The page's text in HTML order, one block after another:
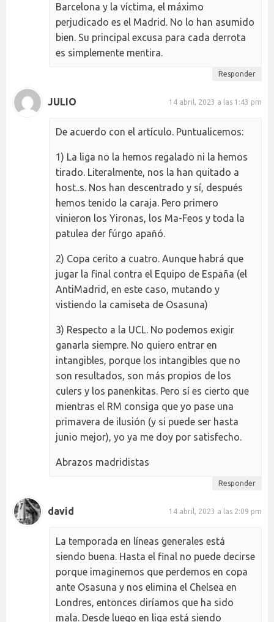
Barcelona y la víctima, el máximo
perjudicado es el Madrid. No lo han asumido
bien. Su principal excusa para cada derrota
es simplemente mentira.
Responder
JULIO 14 abril, 2023 a las 1:43 pm
De acuerdo con el artículo. Puntualicemos:
1) La liga no la hemos regalado ni la hemos
tirado. Literalmente, nos la han quitado a
host..s. Nos han descentrado y sí, después
hemos tenido la caraja. Pero primero
vinieron los Yironas, los Ma-Feos y toda la
patulea der fúrgo apañó.
2) Copa cerito a cuatro. Aunque habrá que
jugar la final contra el Equipo de España (el
AntiMadrid, en este caso, mutando y
vistiendo la camiseta de Osasuna)
3) Respecto a la UCL. No podemos exigir
ganarla siempre. No quiero entrar en
intangibles, porque los intangibles que no
son resultados, son más propios de los
culers y los panenkitas. Pero sí es cierto que
mientras el RM consiga que yo pase una
primavera de ilusión (y si puede ser hasta
junio mejor), yo ya me doy por satisfecho.
Abrazos madridistas
Responder
david 14 abril, 2023 a las 2:09 pm
La temporada en líneas generales está
siendo buena. Hasta el final no puede decirse
porque imaginemos que perdemos en copa
ante Osasuna y nos elimina el Chelsea en
Londres, entonces diríamos que ha sido
mala. Desde luego en liga está siendo